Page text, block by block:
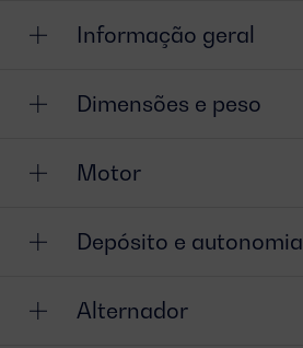
Informação geral
Dimensões e peso
Motor
Depósito e autonomia
Alternador